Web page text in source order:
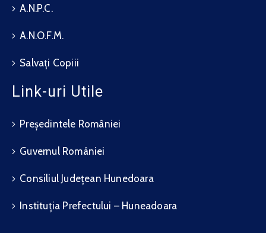
A.N.P.C.
A.N.O.F.M.
Salvați Copiii
Link-uri Utile
Președintele României
Guvernul României
Consiliul Județean Hunedoara
Instituția Prefectului – Huneadoara